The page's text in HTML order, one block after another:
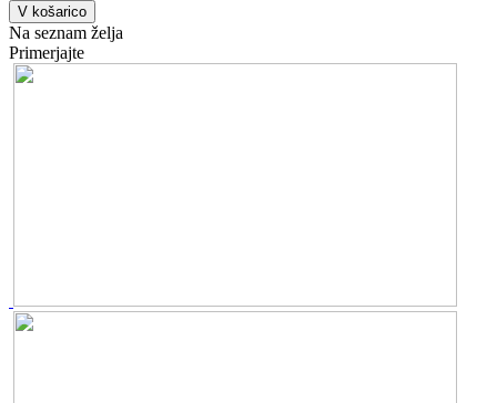
V košarico
Na seznam želja
Primerjajte